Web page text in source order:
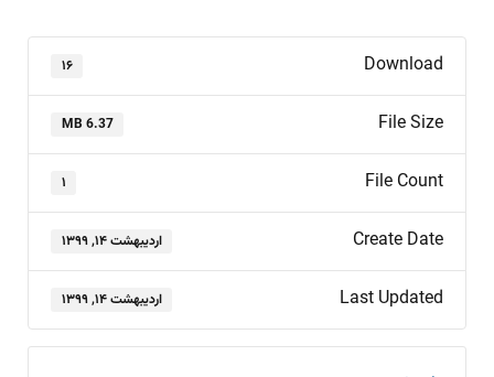
Download ۱۶
File Size
6.37 MB
File Count ۱
Create Date اردیبهشت ۱۴, ۱۳۹۹
Last Updated اردیبهشت ۱۴, ۱۳۹۹